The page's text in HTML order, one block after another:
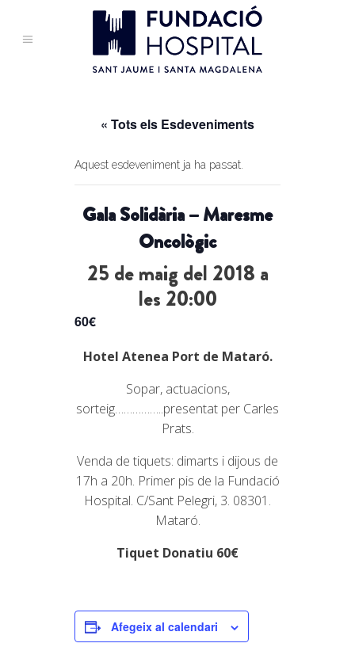
« Tots els Esdeveniments
Aquest esdeveniment ja ha passat.
Gala Solidària – Maresme
Oncològic
25 de maig del 2018 a
les 20:00
60€
Hotel Atenea Port de Mataró.
Sopar, actuacions,
sorteig……………..presentat per Carles
Prats.
Venda de tiquets: dimarts i dijous de
17h a 20h. Primer pis de la Fundació
Hospital. C/Sant Pelegri, 3. 08301.
Mataró.
Tiquet Donatiu 60€
Afegeix al calendari